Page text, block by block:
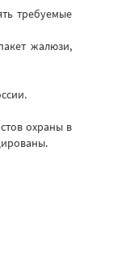
требуемые
жалюзи,
охраны в